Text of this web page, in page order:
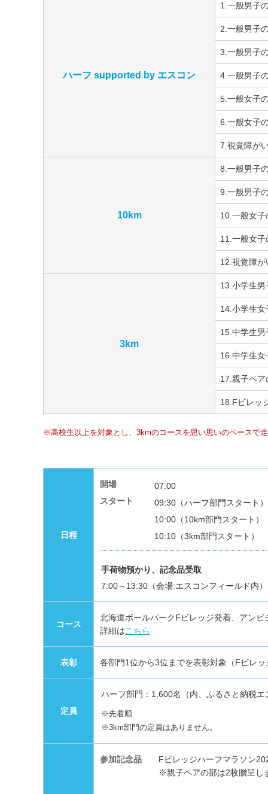
ハーフ supported by エスコン
1.一般男子
2.一般男子
3.一般男子
4.一般男子
5.一般女子
6.一般女子
7.視覚障が
10km
8.一般男子
9.一般男子
10.一般女
11.一般女
12.視覚障が
3km
13.小学生男
14.小学生女
15.中学生男
16.中学生女
17.親子ペ
18.Fビレッ
高校生以上を対象とし、3kmのコースを思い思いのペースで
日程
開場
07:00
スタート
09:30（ハーフ部門スタート）
10:00（10km部門スタート）
10:10（3km部門スタート）
手荷物預かり、記念品受取
7:00～13:30（会場:エスコンフィールド内）
コース
北海道ボールパークFビレッジ発着、アン
詳細はこちら
表彰 各部門1位から3位までを表彰対象（Fビレ
定員
ハーフ部門：1,600名（内、ふるさと納税
※先着順
※3km部門の定員はありません。
参加記念品
Fビレッジハーフマラソン
※親子ペアの部は2枚贈呈し